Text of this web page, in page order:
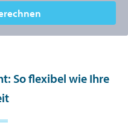
So flexibel wie Ihre